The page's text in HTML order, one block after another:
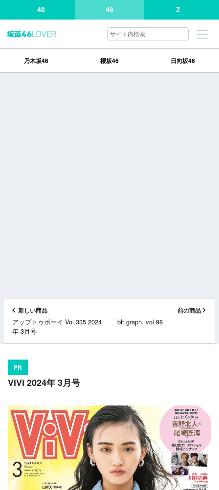
48 46 Z
乃木坂46 櫻坂46 日向坂46
新しい商品
アップトゥボーイ Vol.335 2024
年 3月号
前の商品
blt graph. vol.98
PR
ViVi 2024年 3月号